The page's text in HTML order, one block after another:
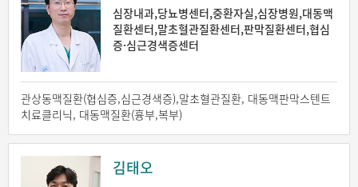
심장내과,당뇨병센터,중환자실,심장병원,대동맥
질환센터,말초혈관질환센터,판막질환센터,협심
증·심근경색증센터
관상동맥질환(협심증,심근경색증),말초혈관질환, 대동맥판막스텐트
치료클리닉, 대동맥질환(흉부,복부)
김태오